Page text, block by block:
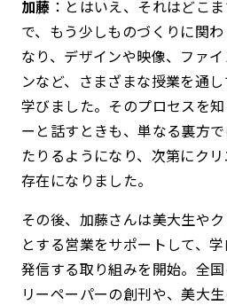
加藤 ：とはいえ、それはどこ
で、もう少しものづくりに関
なり、デザインや映像、ファ
ンなど、さまざまな授業を通
学びました。そのプロセスを
ーと話すときも、単なる裏方
たりるようになり、次第にク
存在になりました。
その後、加藤さんは美大生や
とする営業をサポートして、
発信する取り組みを開始。全
リーペーパーの創刊や、美大